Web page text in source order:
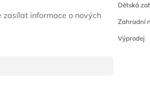
informace o nových
Dětská
Zahradní
Výprodej